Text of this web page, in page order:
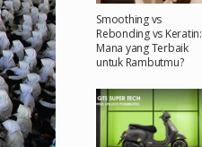
Smoothing vs
Rebonding vs Keratin:
Mana yang Terbaik
untuk Rambutmu?